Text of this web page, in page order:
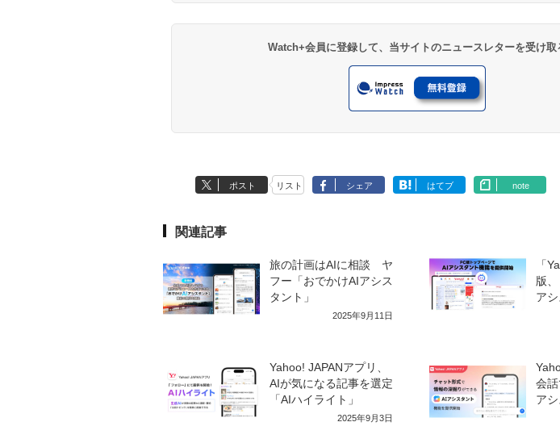
Watch+会員に登録して、当サイトのニュースレターを受け取
ポスト リスト シェア はてブ note
関連記事
旅の計画はAIに相談 ヤ
フー「おでかけAIアシス
タント」
2025年9月11日
「
版
ア
Yahoo! JAPANアプリ、
AIが気になる記事を選定
「AIハイライト」
2025年9月3日
会
アシ